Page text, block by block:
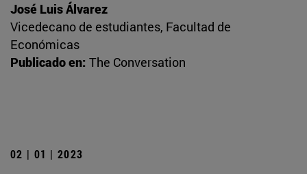
José Luis Álvarez
Vicedecano de estudiantes, Facultad de
Económicas
Publicado en: The Conversation
02 | 01 | 2023